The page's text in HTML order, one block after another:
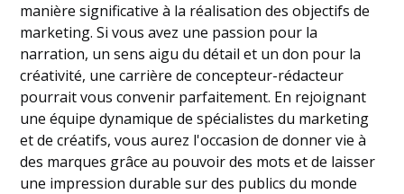
manière significative à la réalisation des objectifs de
marketing. Si vous avez une passion pour la
narration, un sens aigu du détail et un don pour la
créativité, une carrière de concepteur-rédacteur
pourrait vous convenir parfaitement. En rejoignant
une équipe dynamique de spécialistes du marketing
et de créatifs, vous aurez l'occasion de donner vie à
des marques grâce au pouvoir des mots et de laisser
une impression durable sur des publics du monde